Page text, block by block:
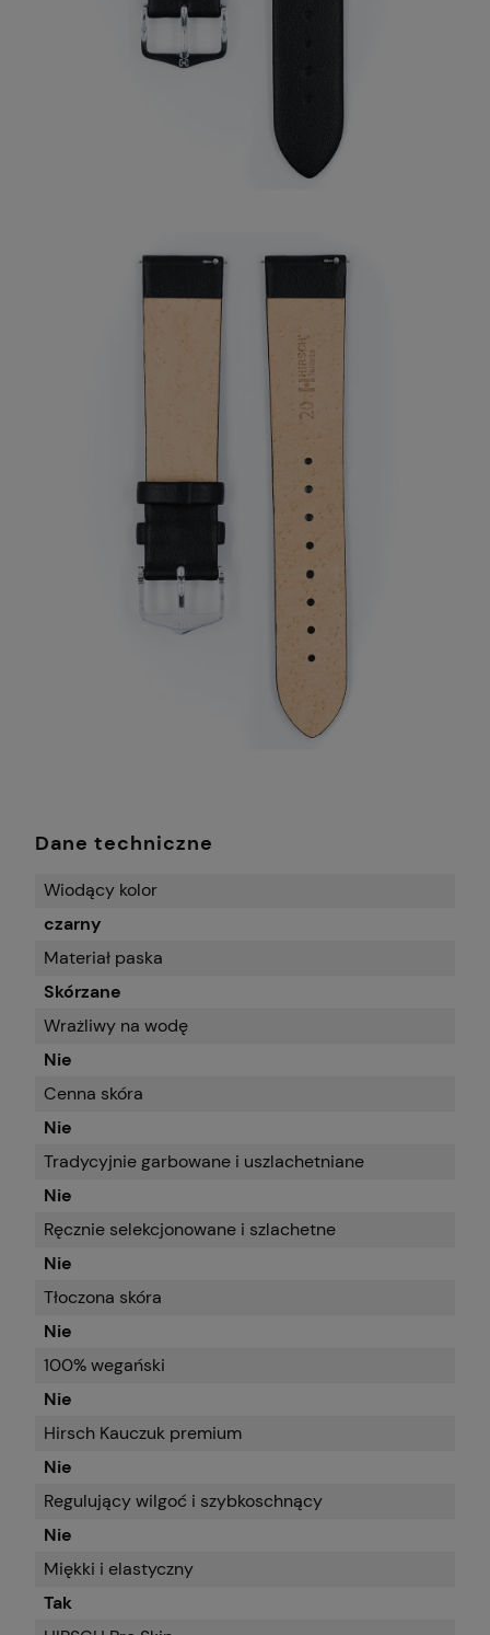
Dane techniczne
Wiodący kolor
czarny
Materiał paska
Skórzane
Wrażliwy na wodę
Nie
Cenna skóra
Nie
Tradycyjnie garbowane i uszlachetniane
Nie
Ręcznie selekcjonowane i szlachetne
Nie
Tłoczona skóra
Nie
100% wegański
Nie
Hirsch Kauczuk premium
Nie
Regulujący wilgoć i szybkoschnący
Nie
Miękki i elastyczny
Tak